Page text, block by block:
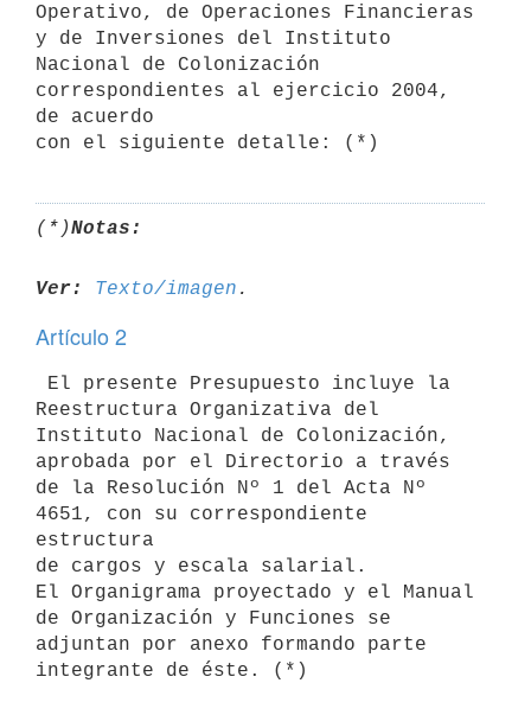
Operativo, de Operaciones Financieras
y de Inversiones del Instituto
Nacional de Colonización
correspondientes al ejercicio 2004,
de acuerdo
con el siguiente detalle: (*)
(*)Notas:
Ver: Texto/imagen
Artículo 2
Reestructura Organizativa del
Instituto Nacional de Colonización,
aprobada por el Directorio a través
de la Resolución Nº 1 del Acta Nº
4651, con su correspondiente
estructura
de cargos y escala salarial.
El Organigrama proyectado y el Manual
de Organización y Funciones se
adjuntan por anexo formando parte